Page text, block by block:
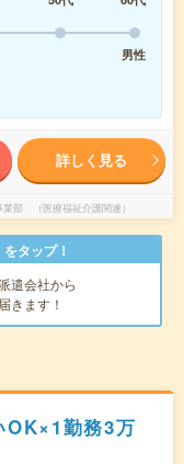
男性
詳しく見る
部 （医療福祉介護関連）
タップ！
遣会社から
きます！
OK×1勤務3万